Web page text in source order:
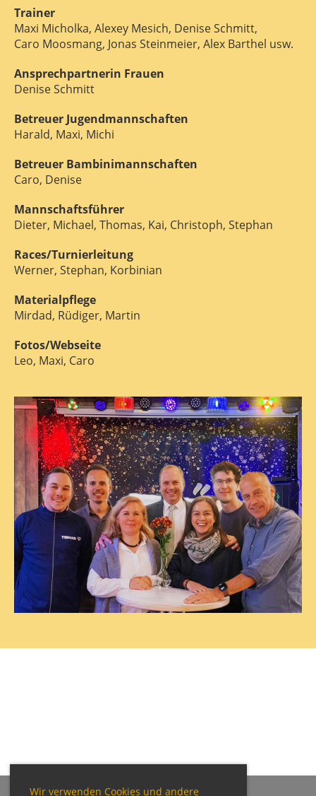
Wir verwenden Cookies und andere
Trainer
Maxi Micholka, Alexey Mesich, Denise Schmitt,
Caro Moosmang, Jonas Steinmeier, Alex Barthel usw.
Ansprechpartnerin Frauen
Denise Schmitt
Betreuer Jugendmannschaften
Harald, Maxi, Michi
Betreuer Bambinimannschaften
Caro, Denise
Mannschaftsführer
Dieter, Michael, Thomas, Kai, Christoph, Stephan
Races/Turnierleitung
Werner, Stephan, Korbinian
Materialpflege
Mirdad, Rüdiger, Martin
Fotos/Webseite
Leo, Maxi, Caro